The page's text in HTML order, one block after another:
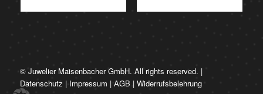
© Juwelier Maisenbacher GmbH. All rights reserved. |
Datenschutz | Impressum | AGB | Widerrufsbelehrung